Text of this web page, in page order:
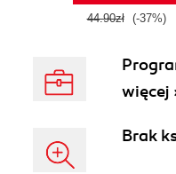
44.90zł (-37%)
więcej
Brak